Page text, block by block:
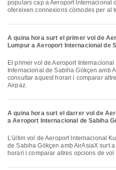
populars cap a Aeroport Internacional
ofereixen connexions còmodes per al
A quina hora surt el primer vol de
Lumpur a Aeroport Internacional de
El primer vol de Aeroport Internacional Kuala Lumpur a Aeroport
Internacional de Sabiha Gökçen amb
consultar aquest horari i comparar
Airpaz.
A quina hora surt el darrer vol de
a Aeroport Internacional de Sabiha
L’últim vol de Aeroport Internacional Kuala Lumpur a Aeroport Internacional
de Sabiha Gökçen amb AirAsiaX surt
horari i comparar altres opcions de